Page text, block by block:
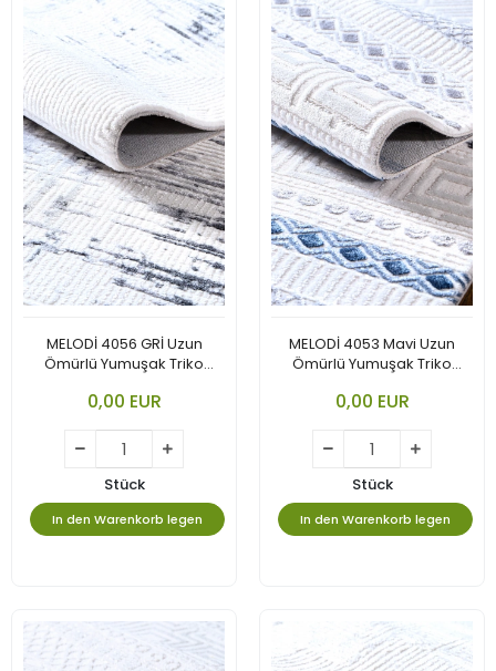
MELODİ 4056 GRİ Uzun
Ömürlü Yumuşak Triko
0,00 EUR
Stück
In den Warenkorb legen
MELODİ 4053 Mavi Uzun
Ömürlü Yumuşak Triko
0,00 EUR
Stück
In den Warenkorb legen